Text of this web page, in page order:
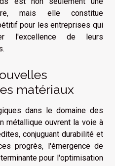
mais elle constitue
pour les entreprises qui
l'excellence de leurs
matériaux
dans le domaine des
métallique ouvrent la voie à
conjuguant durabilité et
progrès, l'émergence de
pour l'optimisation